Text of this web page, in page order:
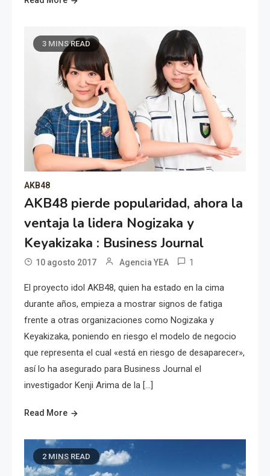
3 MINS READ
AKB48
AKB48 pierde popularidad, ahora la
ventaja la lidera Nogizaka y
Keyakizaka : Business Journal
10 agosto 2017 Agencia YEA 1
El proyecto idol AKB48, quien ha estado en la cima
durante años, empieza a mostrar signos de fatiga
frente a otras organizaciones como Nogizaka y
Keyakizaka, poniendo en riesgo el modelo de negocio
que representa el cual «está en riesgo de desaparecer»,
así lo ha asegurado para Business Journal el
investigador Kenji Arima de la […]
Read More
2 MINS READ